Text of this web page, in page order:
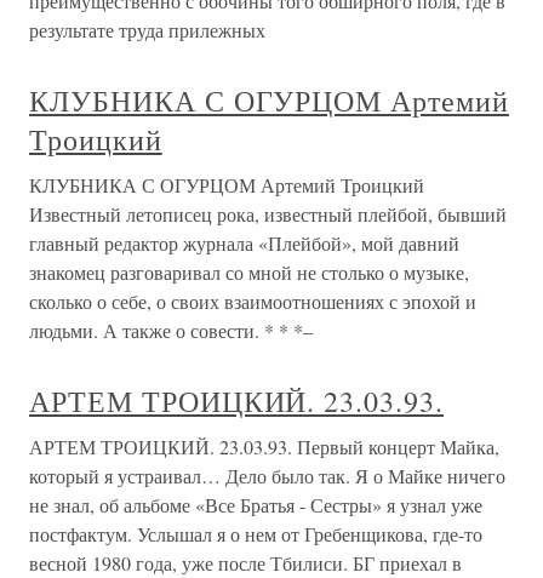
результате труда прилежных
КЛУБНИКА С ОГУРЦОМ Артемий
Троицкий
КЛУБНИКА С ОГУРЦОМ Артемий Троицкий
Известный летописец рока, известный плейбой, бывший
главный редактор журнала «Плейбой», мой давний
знакомец разговаривал со мной не столько о музыке,
сколько о себе, о своих взаимоотношениях с эпохой и
людьми. А также о совести. * * *–
АРТЕМ ТРОИЦКИЙ. 23.03.93.
АРТЕМ ТРОИЦКИЙ. 23.03.93. Первый концерт Майка,
который я устраивал… Дело было так. Я о Майке ничего
не знал, об альбоме «Все Братья - Сестры» я узнал уже
постфактум. Услышал я о нем от Гребенщикова, где-то
весной 1980 года, уже после Тбилиси. БГ приехал в